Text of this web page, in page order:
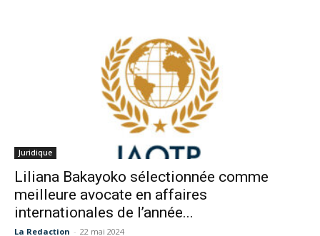
Juridique
Liliana Bakayoko sélectionnée comme
meilleure avocate en affaires
internationales de l’année...
La Redaction - 22 mai 2024